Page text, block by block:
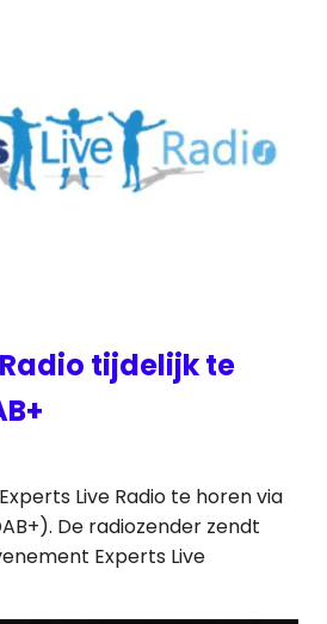
tijdelijk te
Live Radio te horen via
De radiozender zendt
Experts Live